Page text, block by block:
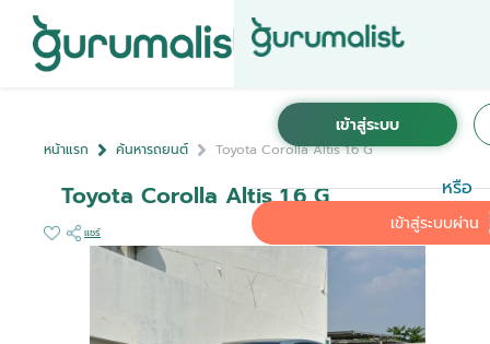
หรือ
เข้าสู่ระบบผ่าน
หน้าแรก ค้นหารถยนต์ Toyota Corolla Altis 1.6 G
Toyota Corolla Altis 1.6 G
แชร์